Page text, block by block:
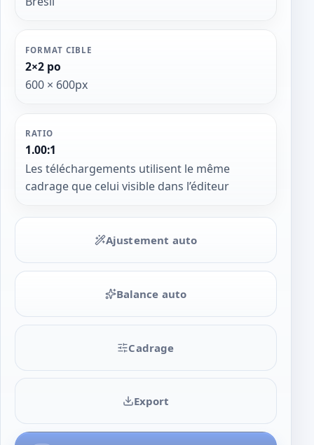
FORMAT CIBLE
2×2 po
600 × 600px
RATIO
1.00:1
Les téléchargements utilisent le même
cadrage que celui visible dans l’éditeur
Ajustement auto
Balance auto
Cadrage
Export